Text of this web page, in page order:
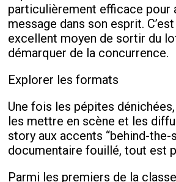
particulièrement efficace pour
message dans son esprit.
excellent moyen de sortir du
démarquer de la concurrence.
Explorer les formats
Une fois les pépites
les mettre en scène et les
story aux accents “behind-the-
documentaire fouillé, tout est
Parmi les premiers de la